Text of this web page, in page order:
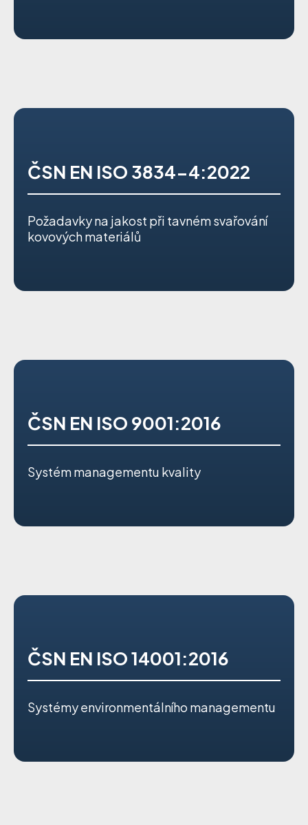
ČSN EN ISO 3834-4:2022
Požadavky na jakost při tavném svařování
kovových materiálů
ČSN EN ISO 9001:2016
Systém managementu kvality
ČSN EN ISO 14001:2016
Systémy environmentálního managementu